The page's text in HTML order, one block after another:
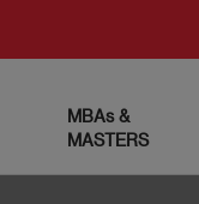
MBAs &
MASTERS